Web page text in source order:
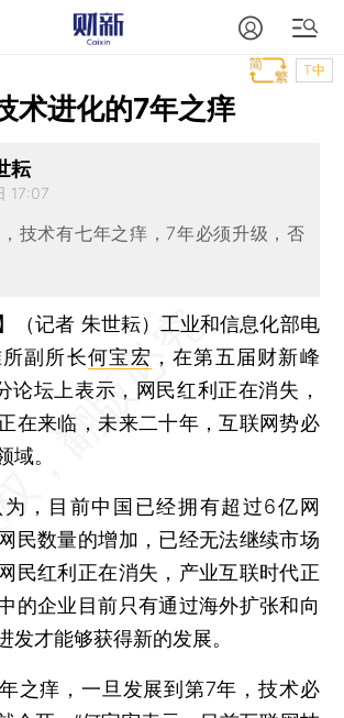
T中
术进化的7年之痒
耘
17:07
技术有七年之痒，7年必须升级，否
（记者 朱世耘） 工业和信息化部电
副所长何宝宏 ，在第五届财新峰
论坛上表示，网民红利正在消失，
在来临，未来二十年，互联网势必
域。
目前中国已经拥有超过6亿网
民数量的增加，已经无法继续市场
民红利正在消失，产业互联时代正
的企业目前只有通过海外扩张和向
发才能够获得新的发展。
痒，一旦发展到第7年，技术必